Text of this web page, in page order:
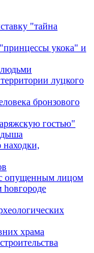
"тайна
укока" и
луцкого
бронзового
гостью"
находки,
с опущенным лицом
hовгороде
храма